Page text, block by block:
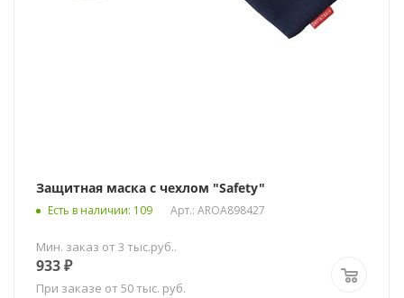
Защитная маска с чехлом "Safety"
Есть в наличии: 109 Арт.: AROA898427
Мин. заказ от 3 тыс.руб..
933₽
При заказе от 50 тыс. руб.